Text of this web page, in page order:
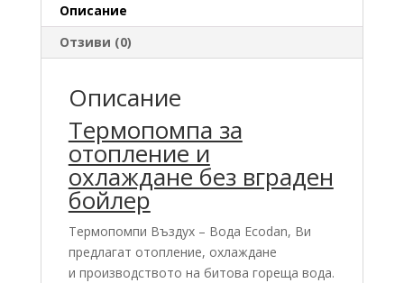
Описание
Отзиви (0)
Описание
Термопомпа за
отопление и
охлаждане без вграден
бойлер
Tермопомпи Въздух – Вода Ecodan, Ви
предлагат отопление, охлаждане
и производството на битова гореща вода.